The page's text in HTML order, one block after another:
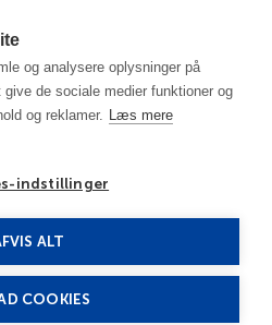
og analysere oplysninger på
de sociale medier funktioner og
og reklamer. Læs mere
indstillinger
ALT
COOKIES
Sea Resorts